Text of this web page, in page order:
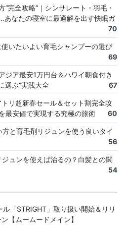
“完全攻略”｜シンサレート・羽毛・
あなたの寝室に最適解を出す快眠ガ
70
いたいよい育毛シャンプーの選び
69
ジア最安1万円台＆ハワイ朝食付き
選ぶ”実践大全
67
リ超新春セール＆セット割完全攻
最安値で実現する究極の旅術
60
と育毛剤リジュンを使う良いタイ
56
ュンを使えば治るの？白髪との関
54
「STRIGHT」取り扱い開始＆リリ
【ムームードメイン】